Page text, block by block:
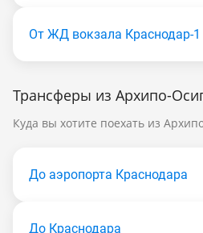
От ЖД вокзала Краснодар-1
Трансферы из Архипо-
Куда вы хотите поехать из
До аэропорта Краснодара
До Краснодара